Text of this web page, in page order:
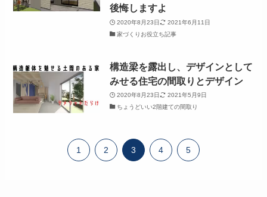
後悔しますよ
2020年8月23日
2021年6月11日
家づくりお役立ち記事
構造梁を露出し、デザインとして
みせる住宅の間取りとデザイン
2020年8月23日
2021年5月9日
ちょうどいい2階建ての間取り
1 2 3 4 5